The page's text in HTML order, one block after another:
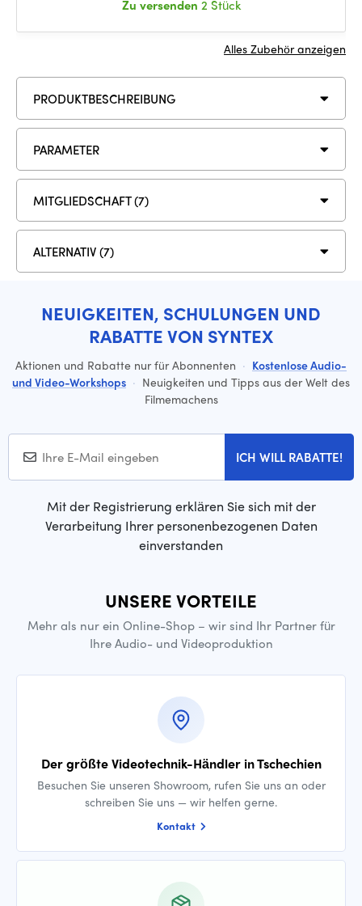
Zu versenden 2 Stück
Alles Zubehör anzeigen
PRODUKTBESCHREIBUNG
PARAMETER
MITGLIEDSCHAFT (7)
ALTERNATIV (7)
NEUIGKEITEN, SCHULUNGEN UND
RABATTE VON SYNTEX
Aktionen und Rabatte nur für Abonnenten · Kostenlose Audio-
und Video-Workshops · Neuigkeiten und Tipps aus der Welt des
Filmemachens
ICH WILL RABATTE!
Mit der Registrierung erklären Sie sich mit der
Verarbeitung Ihrer personenbezogenen Daten
einverstanden
UNSERE VORTEILE
Mehr als nur ein Online-Shop – wir sind Ihr Partner für
Ihre Audio- und Videoproduktion
Der größte Videotechnik-Händler in Tschechien
Besuchen Sie unseren Showroom, rufen Sie uns an oder
schreiben Sie uns — wir helfen gerne.
Kontakt